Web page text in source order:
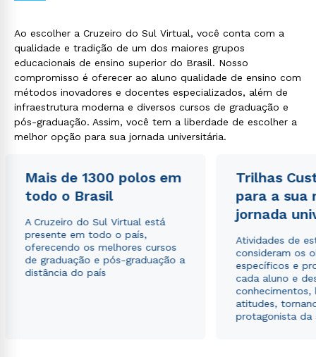
Ao escolher a Cruzeiro do Sul Virtual, você conta com a
qualidade e tradição de um dos maiores grupos
educacionais de ensino superior do Brasil. Nosso
compromisso é oferecer ao aluno qualidade de ensino com
métodos inovadores e docentes especializados, além de
infraestrutura moderna e diversos cursos de graduação e
pós-graduação. Assim, você tem a liberdade de escolher a
melhor opção para sua jornada universitária.
Mais de 1300 polos em
todo o Brasil
A Cruzeiro do Sul Virtual está
presente em todo o país,
oferecendo os melhores cursos
de graduação e pós-graduação a
distância do país
Trilhas
para a sua
jornada
Atividades de
consideram os
específicos e
cada aluno e
conhecimentos,
atitudes,
protagonista da